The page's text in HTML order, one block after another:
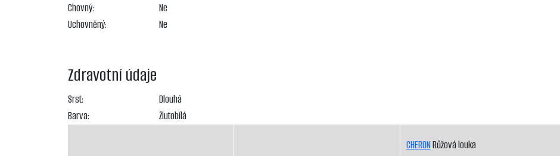
Chovný:
Ne
Uchovněný:
Ne
Zdravotní údaje
Srst:
Dlouhá
Barva:
Žlutobílá
CHERONRůžová louka